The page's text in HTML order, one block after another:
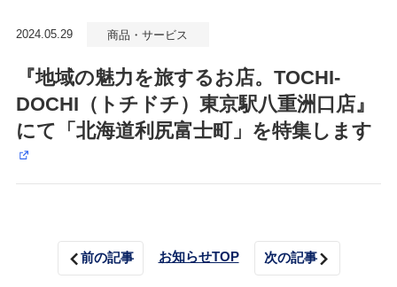
2024.05.29 商品・サービス
『地域の魅力を旅するお店。TOCHI-
DOCHI（トチドチ）東京駅八重洲口店』
にて「北海道利尻富士町」を特集します
前の記事 お知らせTOP 次の記事